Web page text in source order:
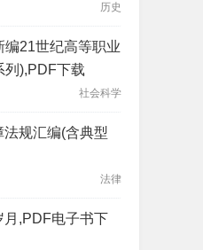
历史
编21世纪高等职业
列),PDF下载
社会科学
规汇编(含典型
法律
月,PDF电子书下